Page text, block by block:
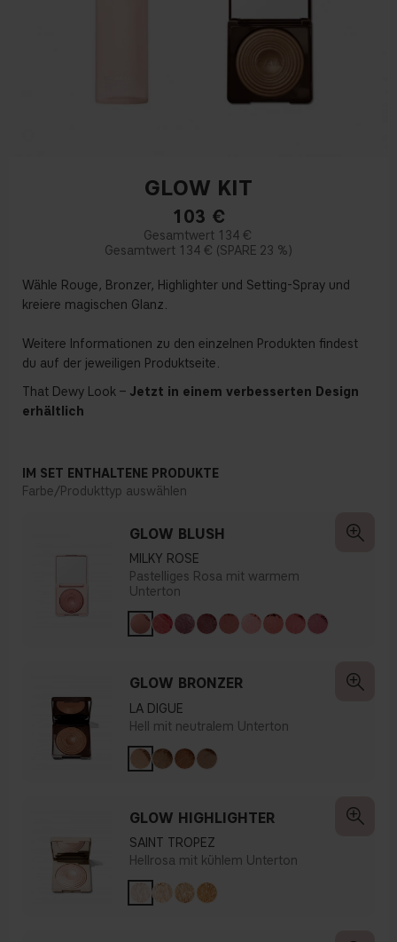
GLOW KIT
103 €
134 €
134 €
23 %
Wähle Rouge, Bronzer, Highlighter und Setting-Spray und
kreiere magischen Glanz.
Weitere Informationen zu den einzelnen Produkten findest
du auf der jeweiligen Produktseite.
That Dewy Look – Jetzt in einem verbesserten Design
erhältlich
IM SET ENTHALTENE PRODUKTE
Farbe/Produkttyp auswählen
GLOW BLUSH
MILKY ROSE
Pastelliges Rosa mit warmem
Unterton
GLOW BRONZER
LA DIGUE
Hell mit neutralem Unterton
GLOW HIGHLIGHTER
SAINT TROPEZ
Hellrosa mit kühlem Unterton